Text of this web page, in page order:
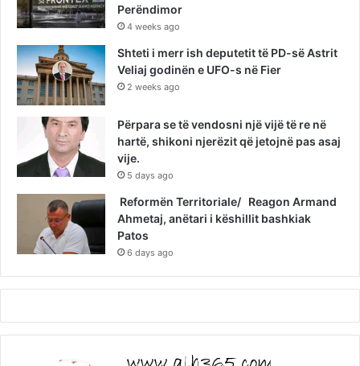
Perëndimor
4 weeks ago
Shteti i merr ish deputetit të PD-së Astrit
Veliaj godinën e UFO-s në Fier
2 weeks ago
Përpara se të vendosni një vijë të re në
hartë, shikoni njerëzit që jetojnë pas asaj
vije.
5 days ago
Reformën Territoriale/ Reagon Armand
Ahmetaj, anëtari i këshillit bashkiak
Patos
6 days ago